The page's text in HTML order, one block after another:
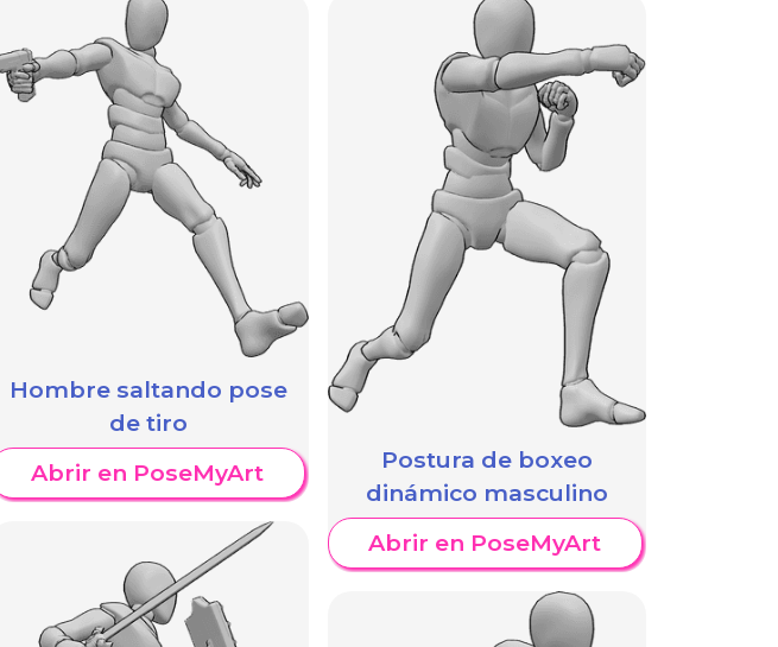
Hombre saltando pose
de tiro
Abrir en PoseMyArt
Postura de boxeo
dinámico masculino
Abrir en PoseMyArt